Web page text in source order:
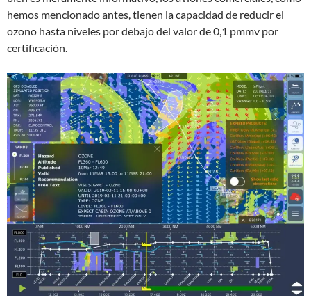
hemos mencionado antes, tienen la capacidad de reducir el
ozono hasta niveles por debajo del valor de 0,1 pmmv por
certificación.